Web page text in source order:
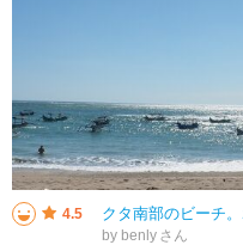
4.5
by benly